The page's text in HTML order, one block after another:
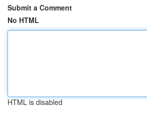
Submit a Comment
No HTML
HTML is disabled